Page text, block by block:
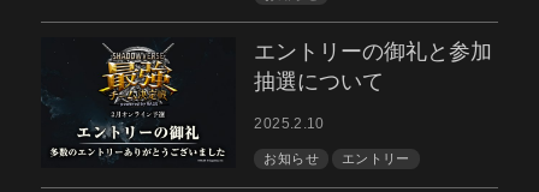
エントリーの御礼と参加
抽選について
2025.2.10
お知らせ エントリー